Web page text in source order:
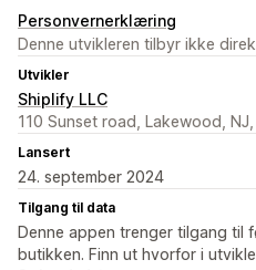
Personvernerklæring
Denne utvikleren tilbyr ikke
Utvikler
Shiplify LLC
110 Sunset road, Lakewood,
Lansert
24. september 2024
Tilgang til data
Denne appen trenger tilgang til
butikken. Finn ut hvorfor i